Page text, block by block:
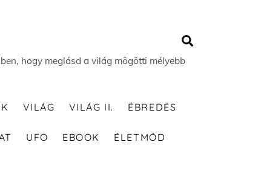
hogy meglásd a világ mögötti mélyebb
VILÁG VILÁG II. ÉBREDÉS
UFO EBOOK ÉLETMÓD